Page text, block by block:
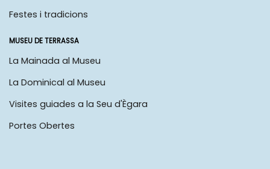
Festes i tradicions
MUSEU DE TERRASSA
La Mainada al Museu
La Dominical al Museu
Visites guiades a la Seu d'Ègara
Portes Obertes